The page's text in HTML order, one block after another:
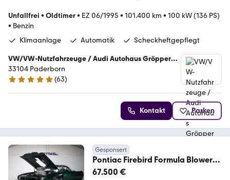
Unfallfrei • Oldtimer• EZ 06/1995 • 101.400 km • 100 kW (136 PS)
• Benzin
Klimaanlage
Automatik Scheckheftgepflegt
VW/VW-Nutzfahrzeuge / Audi Autohaus Gröpper
GmbH
33104 Paderborn
5 Sterne
(63)
Kontakt Parken
Gesponsert
Pontiac Firebird Formula Blower
800 HP
67.500 €